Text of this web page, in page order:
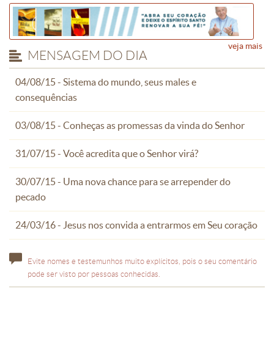
MENSAGEM DO DIA
04/08/15 - Sistema do mundo, seus males e
consequências
03/08/15 - Conheças as promessas da vinda do Senhor
31/07/15 - Você acredita que o Senhor virá?
30/07/15 - Uma nova chance para se arrepender do
pecado
24/03/16 - Jesus nos convida a entrarmos em Seu coração
veja mais
Evite nomes e testemunhos muito explícitos, pois o seu comentário
pode ser visto por pessoas conhecidas.